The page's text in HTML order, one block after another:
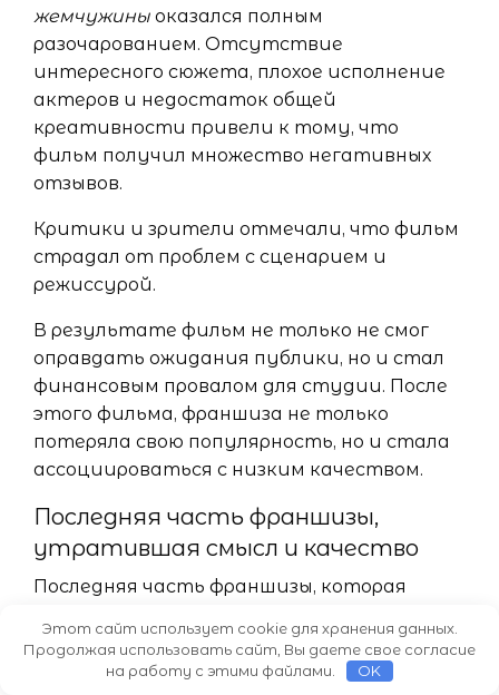
жемчужины оказался полным
разочарованием. Отсутствие
интересного сюжета, плохое исполнение
актеров и недостаток общей
креативности привели к тому, что
фильм получил множество негативных
отзывов.
Критики и зрители отмечали, что фильм
страдал от проблем с сценарием и
режиссурой.
В результате фильм не только не смог
оправдать ожидания публики, но и стал
финансовым провалом для студии. После
этого фильма, франшиза не только
потеряла свою популярность, но и стала
ассоциироваться с низким качеством.
Последняя часть франшизы,
утратившая смысл и качество
Последняя часть франшизы, которая
становится разочарованием для фанатов
и критиков. Начиная с непосредственного
Этот сайт использует cookie для хранения данных.
Продолжая использовать сайт, Вы даете свое согласие
на работу с этими файлами.
OK